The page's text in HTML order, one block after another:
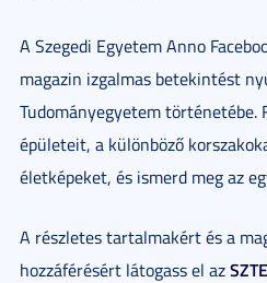
A Szegedi Egyetem Anno
magazin izgalmas betekintést
Tudományegyetem történetébe.
épületeit, a különböző
életképeket, és ismerd meg az
A részletes tartalmakért és a
hozzáférésért látogass el az